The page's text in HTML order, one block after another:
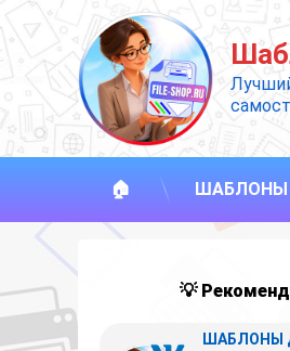
Перейти
к
содержимому
🏠 ШАБЛОНЫ
💡
ШАБЛОНЫ